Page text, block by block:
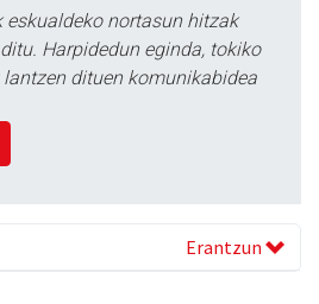
eskualdeko nortasun hitzak
Harpidedun eginda, tokiko
dituen komunikabidea
Erantzun